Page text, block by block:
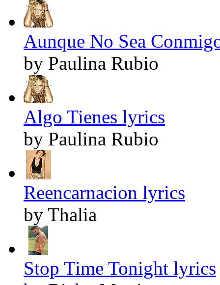
Aunque No Sea
by Paulina Rubio
Algo Tienes lyrics
by Paulina Rubio
Reencarnacion lyrics
by Thalia
Stop Time Tonight lyrics